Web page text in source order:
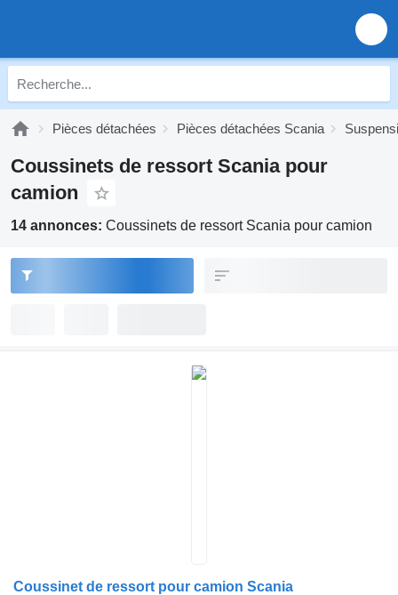
Pièces détachées Pièces détachées Scania
Coussinets de ressort Scania pour
camion
14 annonces: Coussinets de ressort Scania pour camion
Coussinet de ressort pour camion Scania